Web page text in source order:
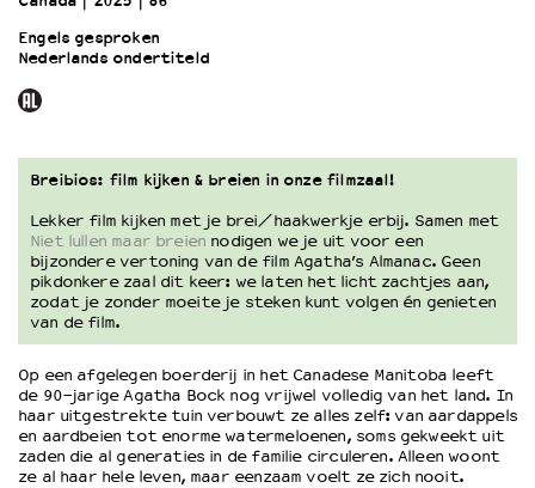
OVER LANTARENVENSTER
Wat we doen
Word vriend
Partners
Huisregels
Privacyverklaring
Integriteits- en gedragscode
Duurzaamheid
Culturele boycot Israël
Ruimte voor artistieke vrijheid – VNPF
Engels gesproken
Nederlands ondertiteld
Breibios: film kijken & breien in onze filmzaal!
Lekker film kijken met je brei/haakwerkje erbij. Samen met
Niet lullen maar breien nodigen we je uit voor een
bijzondere vertoning van de film Agatha’s Almanac. Geen
pikdonkere zaal dit keer: we laten het licht zachtjes aan,
zodat je zonder moeite je steken kunt volgen én genieten
van de film.
Op een afgelegen boerderij in het Canadese Manitoba leeft
de 90-jarige Agatha Bock nog vrijwel volledig van het land. In
haar uitgestrekte tuin verbouwt ze alles zelf: van aardappels
en aardbeien tot enorme watermeloenen, soms gekweekt uit
zaden die al generaties in de familie circuleren. Alleen woont
ze al haar hele leven, maar eenzaam voelt ze zich nooit.